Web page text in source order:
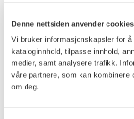
Denne nettsiden anvender cookies
Vi bruker informasjonskapsler for å
kataloginnhold, tilpasse innhold,
medier, samt analysere trafikk.
våre partnere, som kan kombinere
om deg.